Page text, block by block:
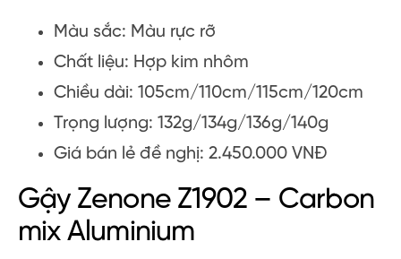
Màu sắc: Màu rực rỡ
Chất liệu: Hợp kim nhôm
Chiều dài: 105cm/110cm/115cm/120cm
Trọng lượng: 132g/134g/136g/140g
Giá bán lẻ đề nghị: 2.450.000 VNĐ
Gậy Zenone Z1902 – Carbon
mix Aluminium